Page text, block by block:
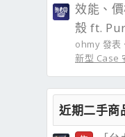
效能、
殼 ft.
ohmy 發表
新型 Case
近期二手商